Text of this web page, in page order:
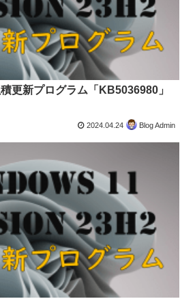
更新プログラム「KB5036980」
2024.04.24 Blog Admin